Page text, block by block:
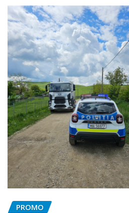
PROMO